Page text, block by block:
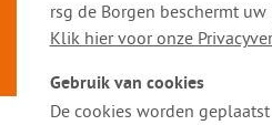
rsg de Borgen beschermt
Klik hier voor onze
Gebruik van cookies
De cookies worden